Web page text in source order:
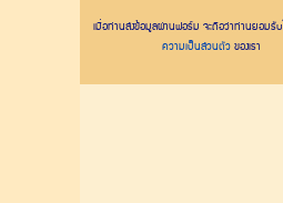
เมื่อท่านส่งข้อมูลผ่านฟอร์ม จะถือว่าท่านยอมรั
ความเป็นส่วนตัวของเรา